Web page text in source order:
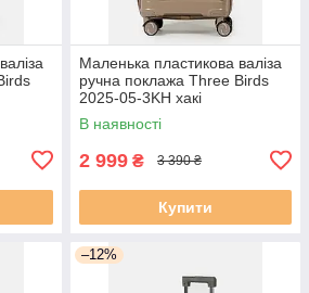
Маленька пластикова валіза
ручна поклажа Three Birds
2025-05-3KH хакі
В наявності
2 999 ₴ 3 390 ₴
Купити
–12%